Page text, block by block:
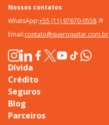
Nossos contatos
WhatsApp:+55 (11) 97670-0558
Email:contato@queroquitar.com.br
Dívida
Crédito
Seguros
Blog
Parceiros